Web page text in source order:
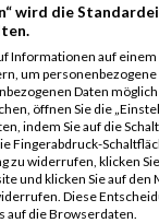
Position, TPos =
finish, DQ =
wird die
Informationen auf einem
um personenbezogene
Daten
öffnen Sie die
indem Sie auf die
Fingerabdruck-
zu widerrufen, klicken
und klicken Sie auf den
Diese
auf die Browserdaten.